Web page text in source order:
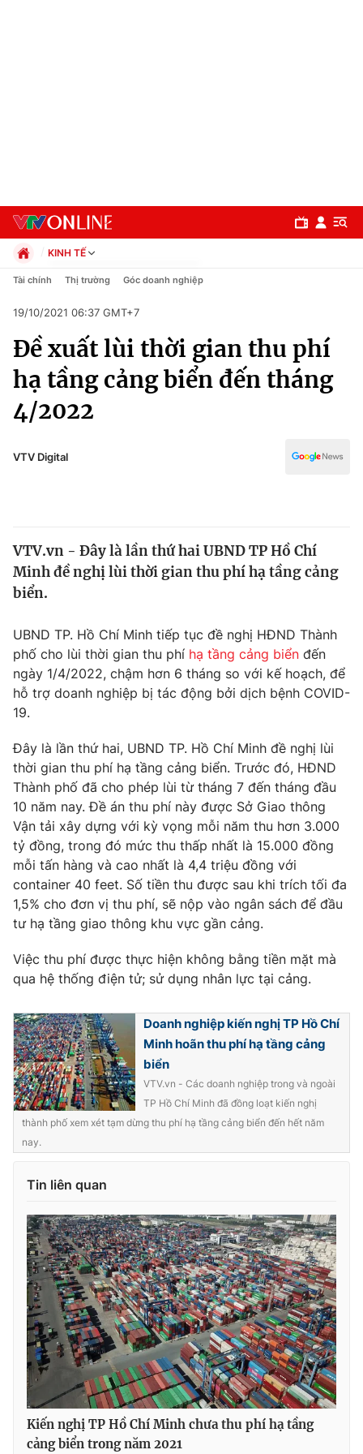
Chuyên mục
Chính trị
Xã hội
Pháp luật
Thế giới
Tin tức
Câu chuyện quốc tế
Kinh tế
Tài chính
Thị trường
Góc doanh nghiệp
Dữ liệu và đời sống
Truyền hình
Hậu trường
Nhân vật
Khán giả
Giải sao mai
Giải trí
Điện ảnh
Âm nhạc
Sao
Đời sống
Du lịch
Làm đẹp
Chất lượng cuộc sống
Giáo dục
Tuyển sinh
Học trực tuyến
Công nghệ
Hitech Công nghệ tương lai
Sản phẩm
Thị trường
Tư vấn
Giao lưu trực tuyến
Lịch phát sóng
Chuyên mục khác
Emagazine
Photo Infographic
VTV Money VTV Thể thao
VTV Sức khoẻ Bất động sản
Thị trường 24h Tấm lòng Việt
VTV4 Vươn mình bằng AI
VTV9 VTV8
Liên hệ tòa soạn English
KINH TẾ
Chính trị
Pháp luật
Kinh tế
Thể thao
Truyền hình
Văn hóa - Giải trí
Tài chính Thị trường Góc doanh nghiệp
19/10/2021 06:37 GMT+7
Đề xuất lùi thời gian thu phí
hạ tầng cảng biển đến tháng
4/2022
VTV Digital
VTV.vn - Đây là lần thứ hai UBND TP Hồ Chí
Minh đề nghị lùi thời gian thu phí hạ tầng cảng
biển.
UBND TP. Hồ Chí Minh tiếp tục đề nghị HĐND Thành
phố cho lùi thời gian thu phí hạ tầng cảng biển đến
ngày 1/4/2022, chậm hơn 6 tháng so với kế hoạch, để
hỗ trợ doanh nghiệp bị tác động bởi dịch bệnh COVID-
19.
Đây là lần thứ hai, UBND TP. Hồ Chí Minh đề nghị lùi
thời gian thu phí hạ tầng cảng biển. Trước đó, HĐND
Thành phố đã cho phép lùi từ tháng 7 đến tháng đầu
10 năm nay. Đề án thu phí này được Sở Giao thông
Vận tải xây dựng với kỳ vọng mỗi năm thu hơn 3.000
tỷ đồng, trong đó mức thu thấp nhất là 15.000 đồng
mỗi tấn hàng và cao nhất là 4,4 triệu đồng với
container 40 feet. Số tiền thu được sau khi trích tối đa
1,5% cho đơn vị thu phí, sẽ nộp vào ngân sách để đầu
tư hạ tầng giao thông khu vực gần cảng.
Việc thu phí được thực hiện không bằng tiền mặt mà
qua hệ thống điện tử; sử dụng nhân lực tại cảng.
Doanh nghiệp kiến nghị TP Hồ Chí
Minh hoãn thu phí hạ tầng cảng
biển
VTV.vn - Các doanh nghiệp trong và ngoài
TP Hồ Chí Minh đã đồng loạt kiến nghị
thành phố xem xét tạm dừng thu phí hạ tầng cảng biển đến hết năm
nay.
Tin liên quan
Kiến nghị TP Hồ Chí Minh chưa thu phí hạ tầng
cảng biển trong năm 2021